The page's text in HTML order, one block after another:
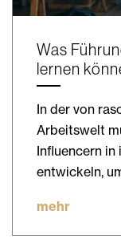
Was
lernen
In der von
Arbeitswelt
Influencern in
entwickeln,
mehr